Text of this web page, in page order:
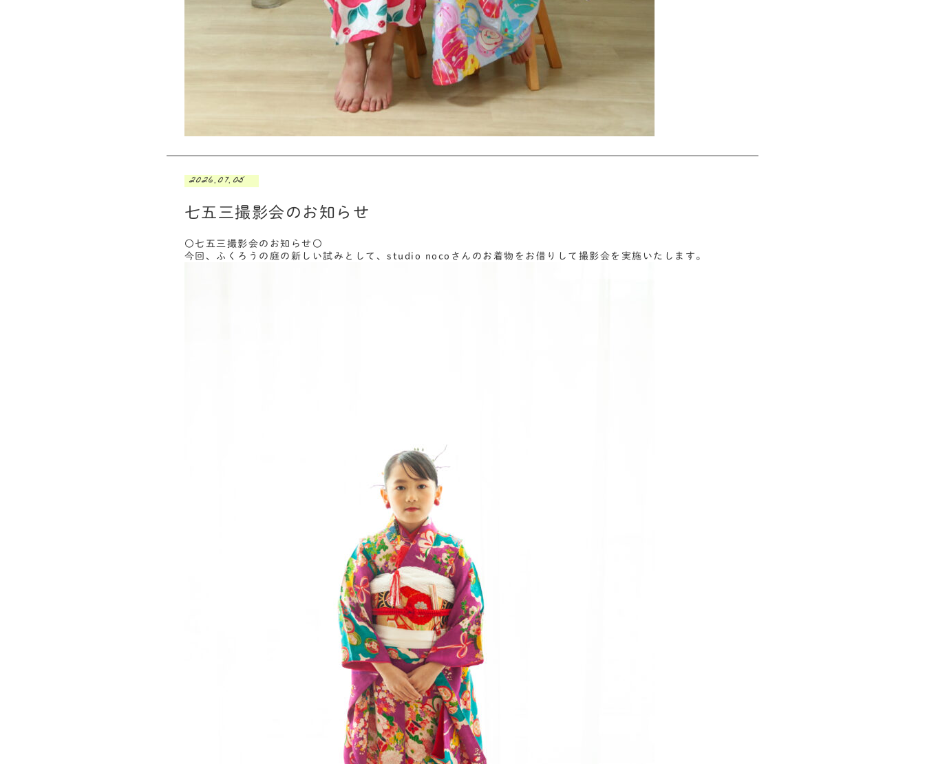
2026.07.05
七五三撮影会のお知らせ
〇七五三撮影会のお知らせ〇
今回、ふくろうの庭の新しい試みとして、studio nocoさんのお着物をお借りして撮影会を実施いたします。